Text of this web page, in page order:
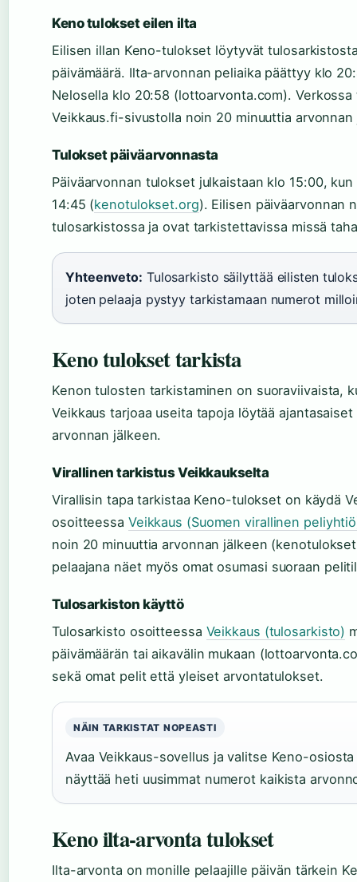
Keno tulokset eilen ilta
Eilisen illan Keno-tulokset löytyvät
päivämäärä. Ilta-arvonnan peliaika päättyy klo
Nelosella klo 20:58 (lottoarvonta.com).
Veikkaus.fi-sivustolla noin 20 minuuttia arvonnan
Tulokset päiväarvonnasta
Päiväarvonnan tulokset julkaistaan klo 15:00,
14:45 (kenotulokset.org). Eilisen päiväarvonnan
tulosarkistossa ja ovat tarkistettavissa missä
Yhteenveto: Tulosarkisto säilyttää eilisten
joten pelaaja pystyy tarkistamaan numerot
Keno tulokset tarkista
Kenon tulosten tarkistaminen on suoraviivaista,
Veikkaus tarjoaa useita tapoja löytää
arvonnan jälkeen.
Virallinen tarkistus Veikkaukselta
Virallisin tapa tarkistaa Keno-tulokset on käydä
osoitteessa Veikkaus (Suomen virallinen
noin 20 minuuttia arvonnan jälkeen
pelaajana näet myös omat osumasi suoraan
Tulosarkiston käyttö
Tulosarkisto osoitteessa Veikkaus (tulosarkisto)
päivämäärän tai aikavälin mukaan
sekä omat pelit että yleiset arvontatulokset.
NÄIN TARKISTAT NOPEASTI
Avaa Veikkaus-sovellus ja valitse Keno-osiosta
näyttää heti uusimmat numerot kaikista
Keno ilta-arvonta tulokset
Ilta-arvonta on monille pelaajille päivän tärkein